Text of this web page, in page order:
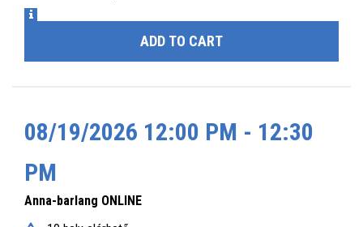
INFO
ADD TO CART
08/19/2026 12:00 PM - 12:30
PM
Anna-barlang ONLINE